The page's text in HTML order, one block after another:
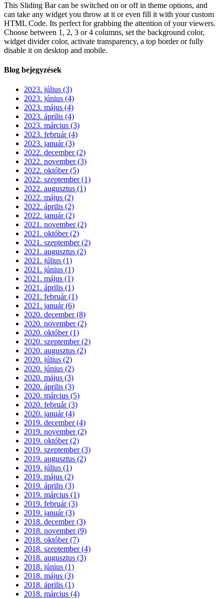
This Sliding Bar can be switched on or off in theme options, and
can take any widget you throw at it or even fill it with your custom
HTML Code. Its perfect for grabbing the attention of your viewers.
Choose between 1, 2, 3 or 4 columns, set the background color,
widget divider color, activate transparency, a top border or fully
disable it on desktop and mobile.
Blog bejegyzések
2023. július (3)
2023. június (4)
2023. május (4)
2023. április (4)
2023. március (3)
2023. február (4)
2023. január (3)
2022. december (2)
2022. november (3)
2022. október (5)
2022. szeptember (1)
2022. augusztus (1)
2022. május (2)
2022. április (2)
2022. január (2)
2021. november (2)
2021. október (2)
2021. szeptember (2)
2021. augusztus (2)
2021. július (1)
2021. június (1)
2021. május (1)
2021. április (1)
2021. február (1)
2021. január (6)
2020. december (8)
2020. november (2)
2020. október (1)
2020. szeptember (2)
2020. augusztus (2)
2020. július (2)
2020. június (2)
2020. május (3)
2020. április (3)
2020. március (5)
2020. február (3)
2020. január (4)
2019. december (4)
2019. november (2)
2019. október (2)
2019. szeptember (3)
2019. augusztus (2)
2019. július (1)
2019. május (2)
2019. április (3)
2019. március (1)
2019. február (3)
2019. január (3)
2018. december (3)
2018. november (9)
2018. október (7)
2018. szeptember (4)
2018. augusztus (3)
2018. június (1)
2018. május (3)
2018. április (1)
2018. március (4)